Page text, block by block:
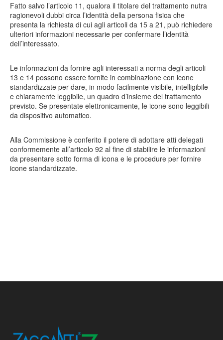
Fatto salvo l’articolo 11, qualora il titolare del trattamento nutra
ragionevoli dubbi circa l’identità della persona fisica che
presenta la richiesta di cui agli articoli da 15 a 21, può richiedere
ulteriori informazioni necessarie per confermare l’identità
dell’interessato.
Le informazioni da fornire agli interessati a norma degli articoli
13 e 14 possono essere fornite in combinazione con icone
standardizzate per dare, in modo facilmente visibile, intelligibile
e chiaramente leggibile, un quadro d’insieme del trattamento
previsto. Se presentate elettronicamente, le icone sono leggibili
da dispositivo automatico.
Alla Commissione è conferito il potere di adottare atti delegati
conformemente all’articolo 92 al fine di stabilire le informazioni
da presentare sotto forma di icona e le procedure per fornire
icone standardizzate.